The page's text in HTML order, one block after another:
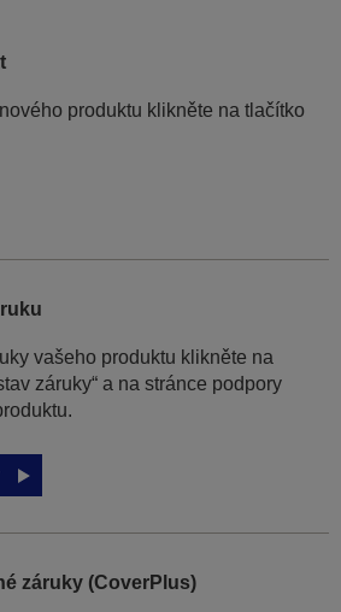
produktu klikněte na tlačítko
vašeho produktu klikněte na
záruky“ a na stránce podpory
záruky (CoverPlus)